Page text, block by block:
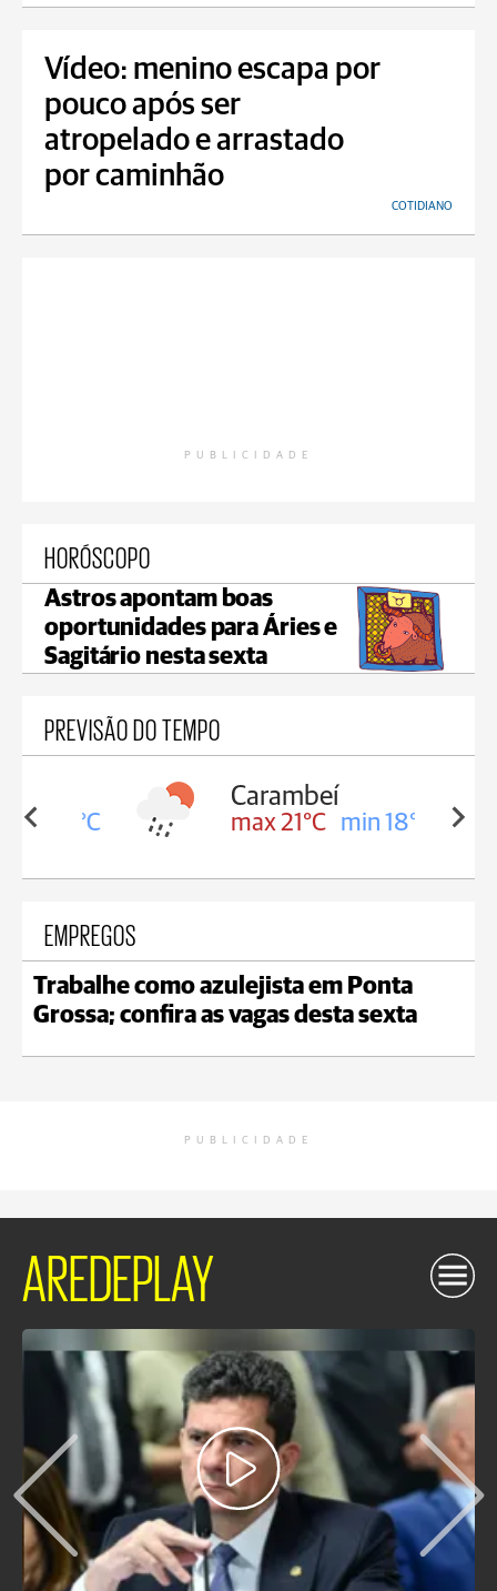
Vídeo: menino escapa por
pouco após ser
atropelado e arrastado
por caminhão
COTIDIANO
PUBLICIDADE
HORÓSCOPO
Astros apontam boas
oportunidades para Áries e
Sagitário nesta sexta
PREVISÃO DO TEMPO
18°C
Carambeí
max 21°C min 18°C
EMPREGOS
Trabalhe como azulejista em Ponta
Grossa; confira as vagas desta sexta
PUBLICIDADE
AREDEPLAY